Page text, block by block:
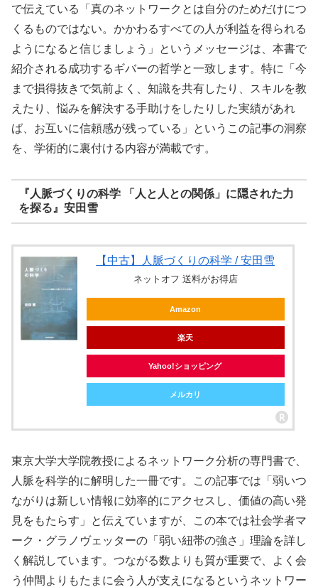
で伝えている「真のネットワークとは自分のためだけにつ
くるものではない。かかわるすべての人が利益を得られる
ようになると信じましょう」というメッセージは、本書で
紹介される成功するギバーの哲学と一致します。特に「今
まで損得抜きで気前よく、知識を共有したり、スキルを教
えたり、悩みを解決する手助けをしたりした実績があれ
ば、お互いに信頼感が残っている」というこの記事の洞察
を、学術的に裏付ける内容が満載です。
『人脈づくりの科学 「人と人との関係」に隠された力
を探る』安田雪
【中古】人脈づくりの科学 / 安田雪
ネットオフ 送料がお得店
Amazon
楽天
Yahoo!ショッピング
メルカリ
東京大学大学院教授によるネットワーク分析の専門書で、
人脈を科学的に解明した一冊です。この記事では「弱いつ
ながりは新しい情報に効率的にアクセスし、価値の高い発
見をもたらす」と伝えていますが、この本では社会学者マ
ーク・グラノヴェッターの「弱い紐帯の強さ」理論を詳し
く解説しています。つながる数よりも質が重要で、よく会
う仲間よりもたまに会う人が支えになるというネットワー